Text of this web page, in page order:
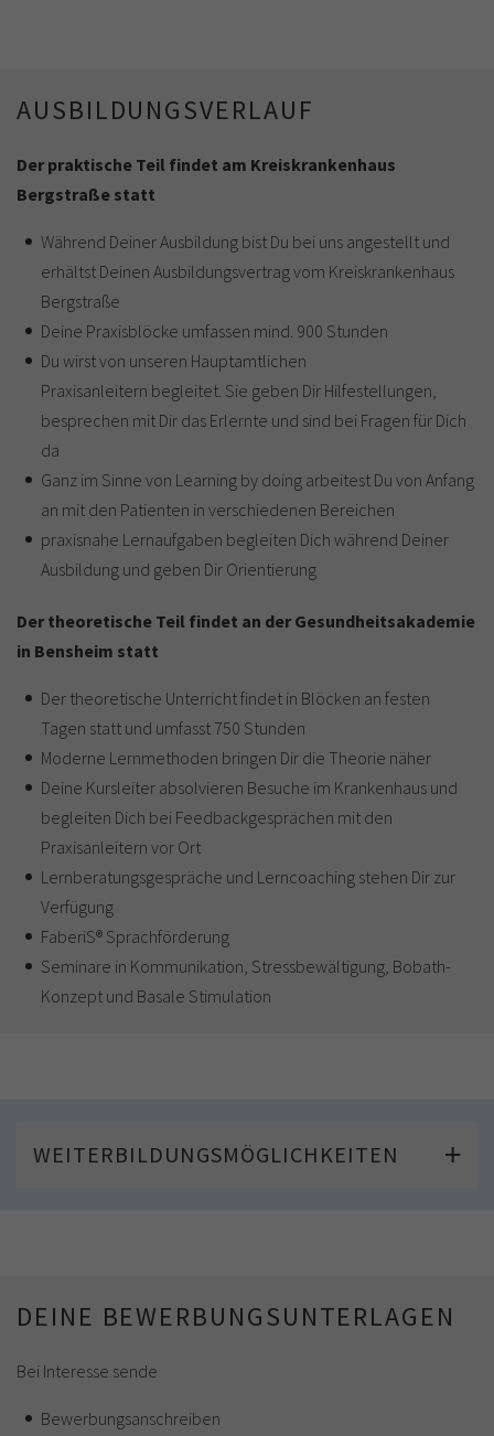
AUSBILDUNGSVERLAUF
Der praktische Teil findet am Kreiskrankenhaus
Bergstraße statt
Während Deiner Ausbildung bist Du bei uns angestellt und
erhältst Deinen Ausbildungsvertrag vom Kreiskrankenhaus
Bergstraße
Deine Praxisblöcke umfassen mind. 900 Stunden
Du wirst von unseren Hauptamtlichen
Praxisanleitern begleitet. Sie geben Dir Hilfestellungen,
besprechen mit Dir das Erlernte und sind bei Fragen für Dich
da
Ganz im Sinne von Learning by doing arbeitest Du von Anfang
an mit den Patienten in verschiedenen Bereichen
praxisnahe Lernaufgaben begleiten Dich während Deiner
Ausbildung und geben Dir Orientierung
Der theoretische Teil findet an der Gesundheitsakademie
in Bensheim statt
Der theoretische Unterricht findet in Blöcken an festen
Tagen statt und umfasst 750 Stunden
Moderne Lernmethoden bringen Dir die Theorie näher
Deine Kursleiter absolvieren Besuche im Krankenhaus und
begleiten Dich bei Feedbackgesprächen mit den
Praxisanleitern vor Ort
Lernberatungsgespräche und Lerncoaching stehen Dir zur
Verfügung
FaberiS® Sprachförderung
Seminare in Kommunikation, Stressbewältigung, Bobath-
Konzept und Basale Stimulation
WEITERBILDUNGSMÖGLICHKEITEN
DEINE BEWERBUNGSUNTERLAGEN
Bei Interesse sende
Bewerbungsanschreiben